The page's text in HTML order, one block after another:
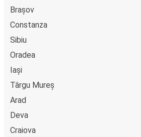
Brașov
Constanza
Sibiu
Oradea
Iași
Târgu Mureș
Arad
Deva
Craiova